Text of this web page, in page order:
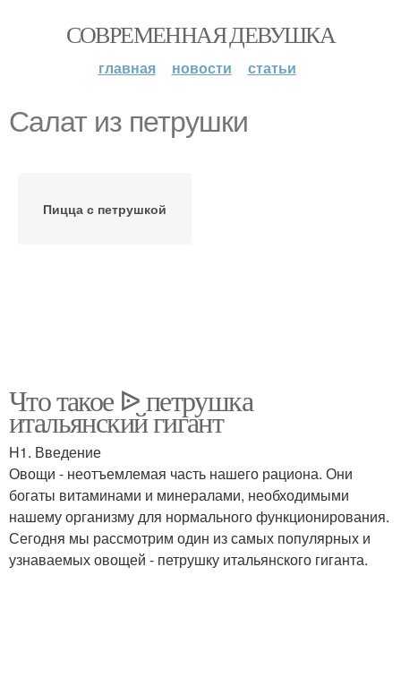
СОВРЕМЕННАЯ ДЕВУШКА
главная новости статьи
Салат из петрушки
Пицца с петрушкой
Что такое ᐉ петрушка
итальянский гигант
H1. Введение
Овощи - неотъемлемая часть нашего рациона. Они
богаты витаминами и минералами, необходимыми
нашему организму для нормального функционирования.
Сегодня мы рассмотрим один из самых популярных и
узнаваемых овощей - петрушку итальянского гиганта.